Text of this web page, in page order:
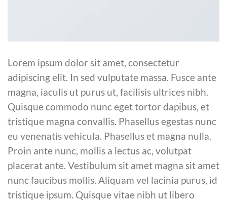
Lorem ipsum dolor sit amet, consectetur
adipiscing elit. In sed vulputate massa. Fusce ante
magna, iaculis ut purus ut, facilisis ultrices nibh.
Quisque commodo nunc eget tortor dapibus, et
tristique magna convallis. Phasellus egestas nunc
eu venenatis vehicula. Phasellus et magna nulla.
Proin ante nunc, mollis a lectus ac, volutpat
placerat ante. Vestibulum sit amet magna sit amet
nunc faucibus mollis. Aliquam vel lacinia purus, id
tristique ipsum. Quisque vitae nibh ut libero